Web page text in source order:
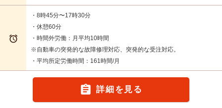

・8時45分〜17時30分
・休憩60分
・時間外労働：月平均10時間
※自動車の突発的な故障修理対応、突発的な受注対応。
・平均所定労働時間：161時間/月
 詳細を見る